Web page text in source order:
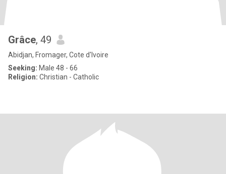
Grâce, 49
Abidjan, Fromager, Cote d'Ivoire
Seeking: Male 48 - 66
Religion: Christian - Catholic